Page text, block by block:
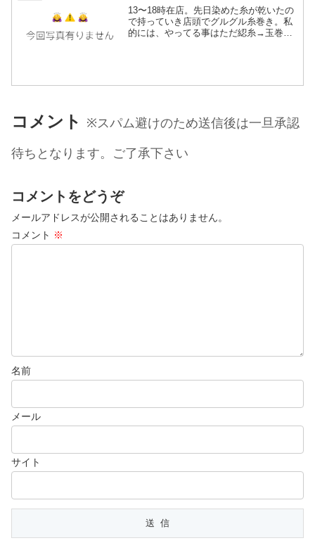
13〜18時在店。先日染めた糸が乾いたの
で持っていき店頭でグルグル糸巻き。私
的には、やってる事はただ綛糸→玉巻し
コメント ※スパム避けのため送信後は一旦承認
待ちとなります。ご了承下さい
コメントをどうぞ
メールアドレスが公開されることはありません。
コメント ※
名前
メール
サイト